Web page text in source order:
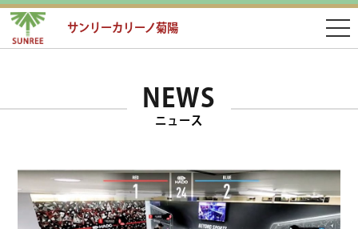
サンリーカリーノ菊陽
NEWS
ニュース